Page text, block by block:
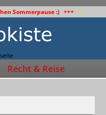
Sommerpause :) +++
Recht & Reise